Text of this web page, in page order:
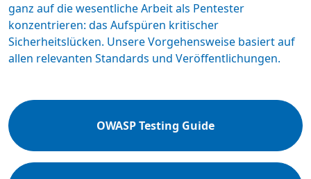
ganz auf die wesentliche Arbeit als Pentester
konzentrieren: das Aufspüren kritischer
Sicherheitslücken. Unsere Vorgehensweise basiert auf
allen relevanten Standards und Veröffentlichungen.
OWASP Testing Guide